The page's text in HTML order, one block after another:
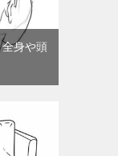
身や頭